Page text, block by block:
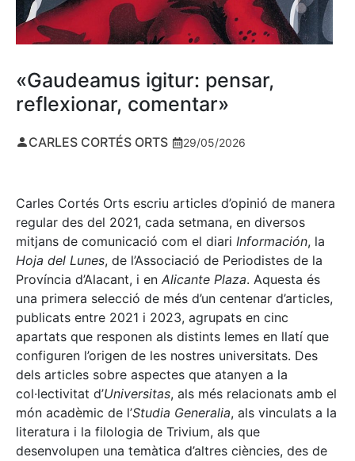
«Gaudeamus igitur: pensar,
reflexionar, comentar»
CARLES CORTÉS ORTS 29/05/2026
Carles Cortés Orts escriu articles d’opinió de manera
regular des del 2021, cada setmana, en diversos
mitjans de comunicació com el diari Información, la
Hoja del Lunes, de l’Associació de Periodistes de la
Província d’Alacant, i en Alicante Plaza. Aquesta és
una primera selecció de més d’un centenar d’articles,
publicats entre 2021 i 2023, agrupats en cinc
apartats que responen als distints lemes en llatí que
configuren l’origen de les nostres universitats. Des
dels articles sobre aspectes que atanyen a la
col·lectivitat d’Universitas, als més relacionats amb el
món acadèmic de l’Studia Generalia, als vinculats a la
literatura i la filologia de Trivium, als que
desenvolupen una temàtica d’altres ciències, des de